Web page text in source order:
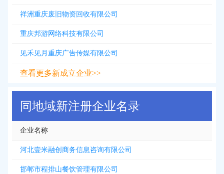
祥洲重庆废旧物资回收有限公司
重庆邦游网络科技有限公司
见禾见月重庆广告传媒有限公司
查看更多新成立企业>>
同地域新注册企业名录
企业名称
河北壹米融创商务信息咨询有限公司
邯郸市程排山餐饮管理有限公司